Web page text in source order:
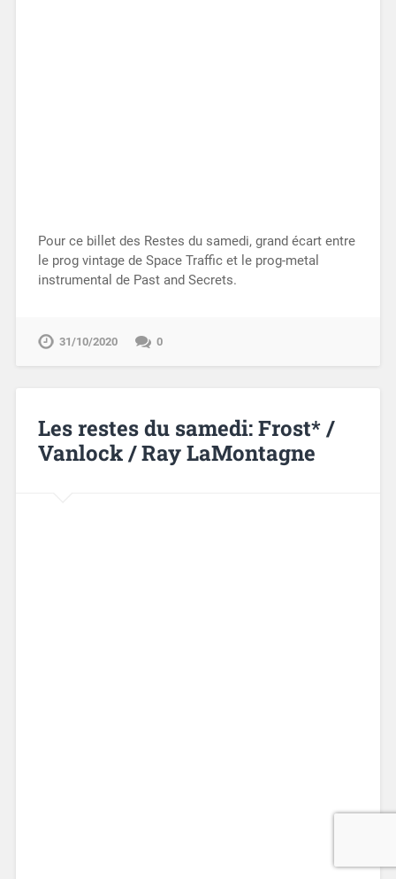
Pour ce billet des Restes du samedi, grand écart entre
le prog vintage de Space Traffic et le prog-metal
instrumental de Past and Secrets.
31/10/2020 0
Les restes du samedi: Frost* /
Vanlock / Ray LaMontagne